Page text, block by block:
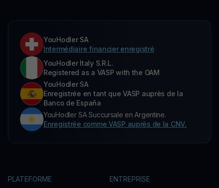
YouHodler SA
Intermédiaire financier enregistré
YouHodler Italy S.R.L.
Registered as a VASP with the OAM
YouHodler SA
Enregistrée en tant que VASP auprès de la
Banco de España
YouHodler SA Succursale en Argentine.
Enregistrée comme VASP auprès de la CNV.
PLATEFORME ENTREPRISE